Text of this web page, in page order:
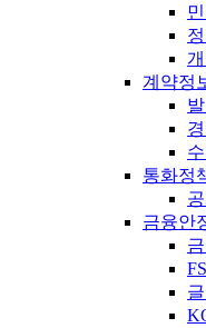
계약정
통화정
금융안